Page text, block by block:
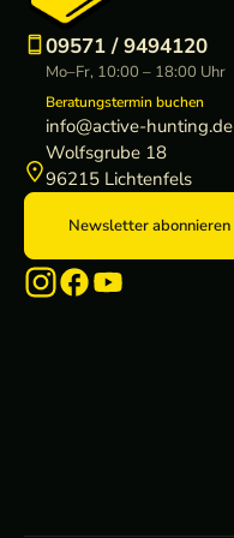
09571 / 9494120
Mo–Fr, 10:00 – 18:00 Uhr
Beratungstermin buchen
info@active-hunting.de
Wolfsgrube 18
96215 Lichtenfels
Newsletter abonnieren